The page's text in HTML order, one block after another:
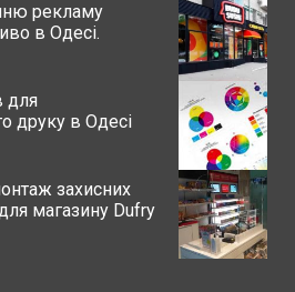
рекламу
в Одесі.
для
друку в Одесі
захисних
магазину Dufry